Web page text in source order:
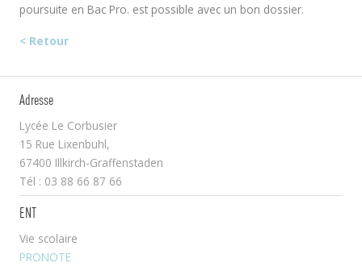
poursuite en Bac Pro. est possible avec un bon dossier.
< Retour
Adresse
Lycée Le Corbusier
15 Rue Lixenbuhl,
67400 Illkirch-Graffenstaden
Tél : 03 88 66 87 66
ENT
Vie scolaire
PRONOTE